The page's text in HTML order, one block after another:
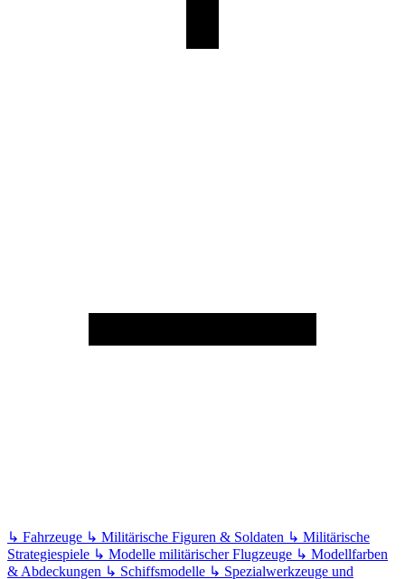
↳ Fahrzeuge ↳ Militärische Figuren & Soldaten ↳ Militärische
Strategiespiele ↳ Modelle militärischer Flugzeuge ↳ Modellfarben
& Abdeckungen ↳ Schiffsmodelle ↳ Spezialwerkzeuge und